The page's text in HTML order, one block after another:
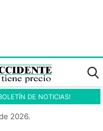
DE NOTICIAS!
2026.